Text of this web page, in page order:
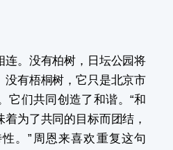
连。没有柏树，日坛公园将
没有梧桐树，它只是北京市
它们共同创造了和谐。“和
为了共同的目标而团结，
。”周恩来喜欢重复这句